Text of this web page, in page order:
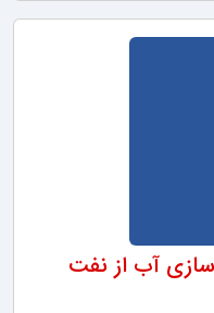
آب از نفت